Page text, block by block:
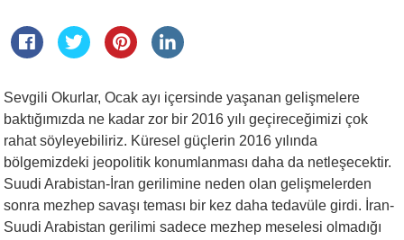
Sevgili Okurlar, Ocak ayı içersinde yaşanan gelişmelere
baktığımızda ne kadar zor bir 2016 yılı geçireceğimizi çok
rahat söyleyebiliriz. Küresel güçlerin 2016 yılında
bölgemizdeki jeopolitik konumlanması daha da netleşecektir.
Suudi Arabistan-İran gerilimine neden olan gelişmelerden
sonra mezhep savaşı teması bir kez daha tedavüle girdi. İran-
Suudi Arabistan gerilimi sadece mezhep meselesi olmadığı